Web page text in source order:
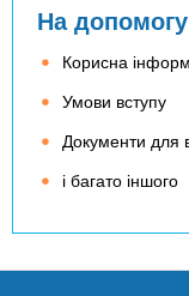
На допомогу
Корисна
Умови вступу
Документи для
і багато іншого